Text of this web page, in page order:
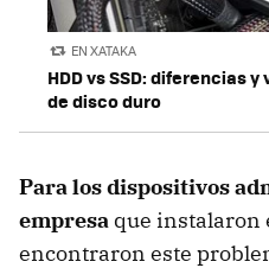
EN XATAKA
HDD vs SSD: diferencias
de disco duro
Para los dispositivos
empresa que instalaron
encontraron este